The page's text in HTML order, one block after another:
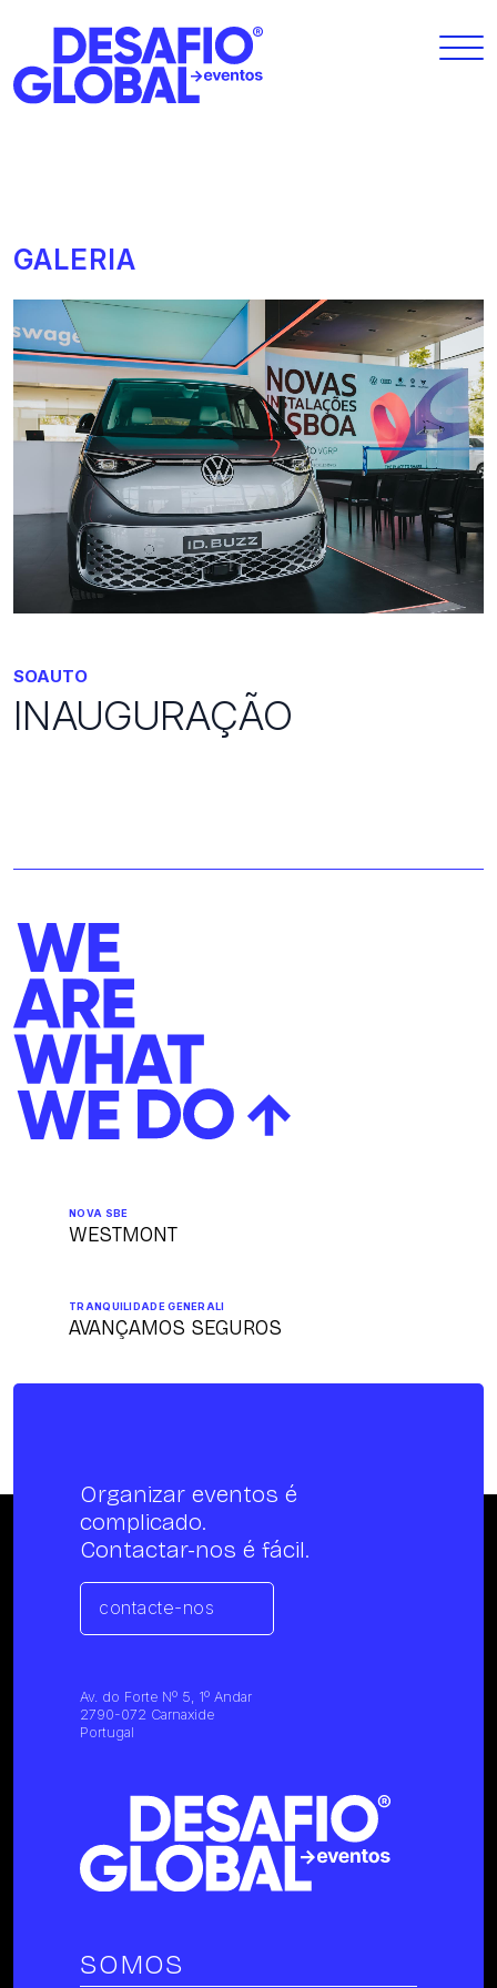
GALERIA
SOAUTO
INAUGURAÇÃO
NOVA SBE
WESTMONT
TRANQUILIDADE GENERALI
AVANÇAMOS SEGUROS
Organizar eventos é
complicado.
Contactar-nos é fácil.
contacte-nos
Av. do Forte Nº 5, 1º Andar
2790-072 Carnaxide
Portugal
SOMOS